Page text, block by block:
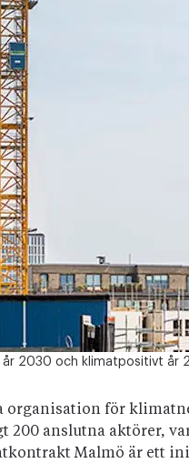
2030 och klimatpositivt år
organisation för
anslutna aktörer,
Malmö är ett